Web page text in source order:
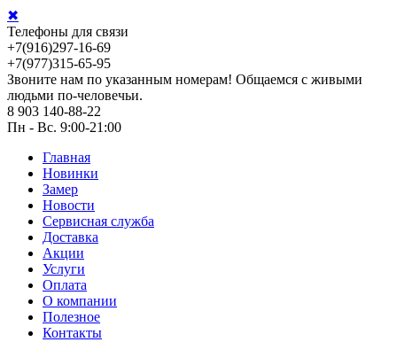
✖
Телефоны для связи
+7(916)297-16-69
+7(977)315-65-95
Звоните нам по указанным номерам! Общаемся с живыми
людьми по-человечьи.
8 903 140-88-22
Пн - Вс. 9:00-21:00
Главная
Новинки
Замер
Новости
Сервисная служба
Доставка
Акции
Услуги
Оплата
О компании
Полезное
Контакты